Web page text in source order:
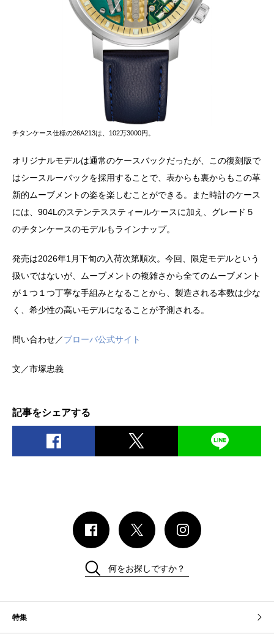
チタンケース仕様の26A213は、102万3000円。
オリジナルモデルは通常のケースバックだったが、この復刻版で
はシースルーバックを採用することで、表からも裏からもこの革
新的ムーブメントの姿を楽しむことができる。また時計のケース
には、904Lのステンテススティールケースに加え、グレード５
のチタンケースのモデルもラインナップ。
発売は2026年1月下旬の入荷次第順次。今回、限定モデルという
扱いではないが、ムーブメントの複雑さから全てのムーブメント
が１つ１つ丁寧な手組みとなることから、製造される本数は少な
く、希少性の高いモデルになることが予測される。
問い合わせ／ブローバ公式サイト
文／市塚忠義
記事をシェアする
特集
何をお探しですか？